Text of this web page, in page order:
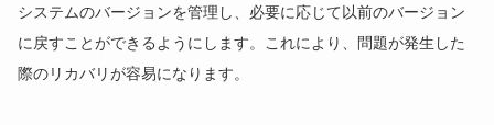
システムのバージョンを管理し、必要に応じて以前のバージョン
に戻すことができるようにします。これにより、問題が発生した
際のリカバリが容易になります。